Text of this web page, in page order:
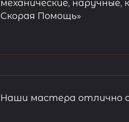
механические,
Скорая Помощь»
Наши мастера отлично